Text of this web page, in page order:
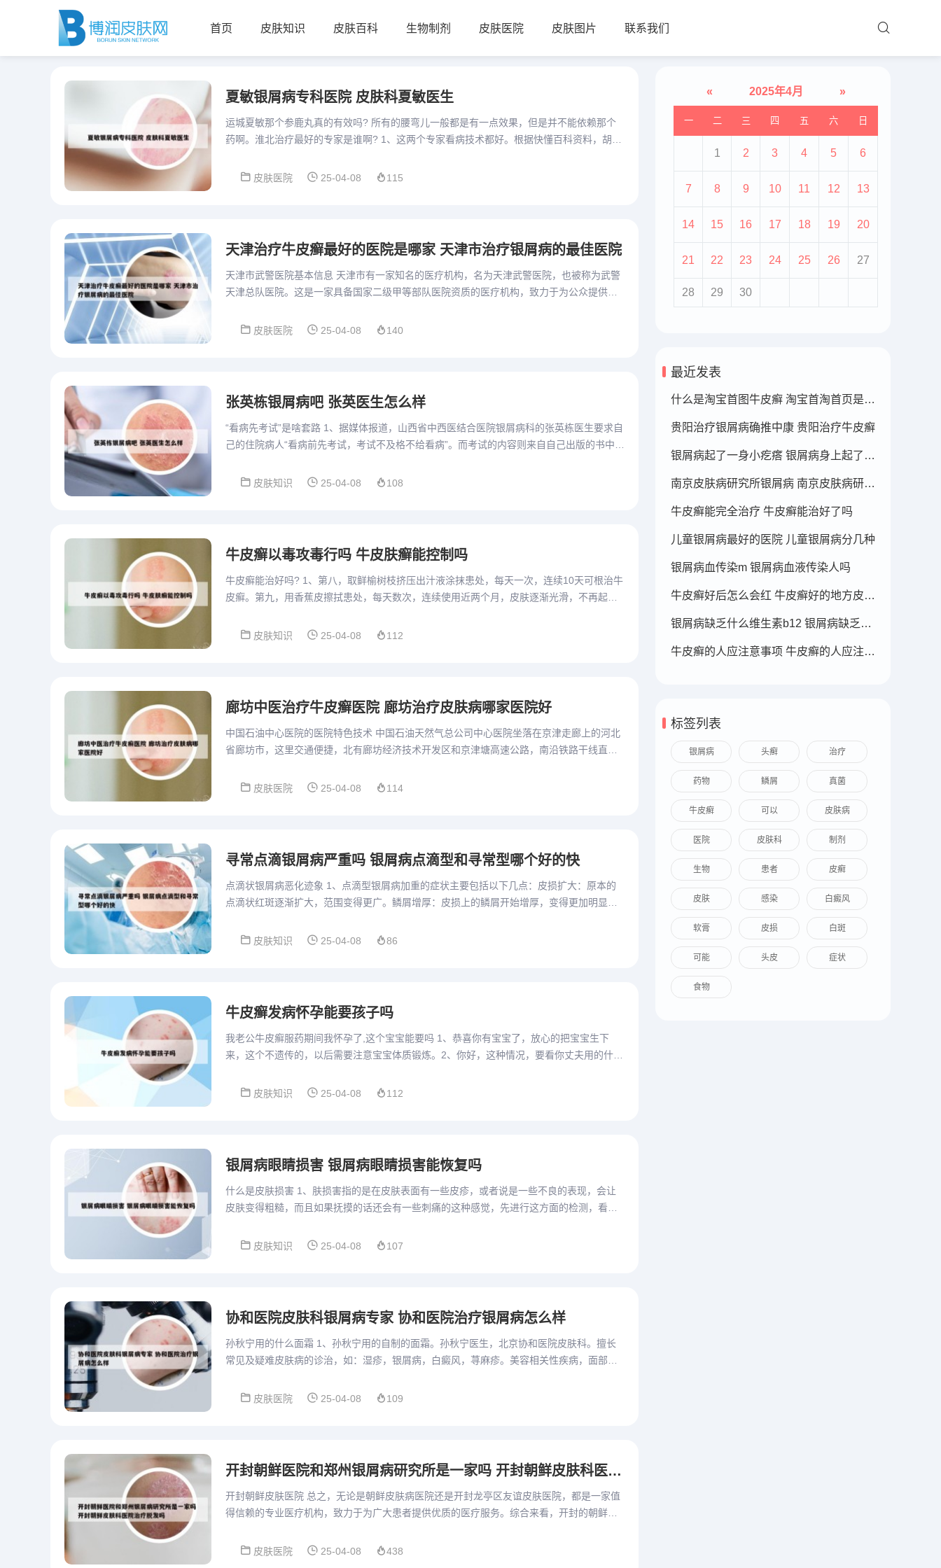
首页 皮肤知识 皮肤百科 生物制剂 皮肤医院 皮肤图片 联系我们
夏敏银屑病专科医院 皮肤科夏敏医生
运城夏敏那个参鹿丸真的有效吗? 所有的腰弯儿一般都是有一点效果，但是并不能依赖那个
药啊。淮北治疗最好的专家是谁啊? 1、这两个专家看病技术都好。根据快懂百科资料，胡子
皮肤医院
25-04-08 115
天津治疗牛皮癣最好的医院是哪家 天津市治疗银屑病的最佳医院
天津市武警医院基本信息 天津市有一家知名的医疗机构，名为天津武警医院，也被称为武警
天津总队医院。这是一家具备国家二级甲等部队医院资质的医疗机构，致力于为公众提供高
皮肤医院
25-04-08 140
张英栋银屑病吧 张英医生怎么样
“看病先考试”是啥套路 1、据媒体报道，山西省中西医结合医院银屑病科的张英栋医生要求自
己的住院病人“看病前先考试，考试不及格不给看病”。而考试的内容则来自自己出版的书中，
皮肤知识
25-04-08 108
牛皮癣以毒攻毒行吗 牛皮肤癣能控制吗
牛皮癣能治好吗? 1、第八，取鲜榆树枝挤压出汁液涂抹患处，每天一次，连续10天可根治牛
皮癣。第九，用香蕉皮擦拭患处，每天数次，连续使用近两个月，皮肤逐渐光滑，不再起皮
皮肤知识
25-04-08 112
廊坊中医治疗牛皮癣医院 廊坊治疗皮肤病哪家医院好
中国石油中心医院的医院特色技术 中国石油天然气总公司中心医院坐落在京津走廊上的河北
省廊坊市，这里交通便捷，北有廊坊经济技术开发区和京津塘高速公路，南沿铁路干线直通
皮肤医院
25-04-08 114
寻常点滴银屑病严重吗 银屑病点滴型和寻常型哪个好的快
点滴状银屑病恶化迹象 1、点滴型银屑病加重的症状主要包括以下几点：皮损扩大：原本的
点滴状红斑逐渐扩大，范围变得更广。鳞屑增厚：皮损上的鳞屑开始增厚，变得更加明显。
皮肤知识
25-04-08 86
牛皮癣发病怀孕能要孩子吗
我老公牛皮癣服药期间我怀孕了,这个宝宝能要吗 1、恭喜你有宝宝了，放心的把宝宝生下
来，这个不遗传的，以后需要注意宝宝体质锻炼。2、你好，这种情况，要看你丈夫用的什么
皮肤知识
25-04-08 112
银屑病眼睛损害 银屑病眼睛损害能恢复吗
什么是皮肤损害 1、肤损害指的是在皮肤表面有一些皮疹，或者说是一些不良的表现，会让
皮肤变得粗糙，而且如果抚摸的话还会有一些刺痛的这种感觉，先进行这方面的检测，看一
皮肤知识
25-04-08 107
协和医院皮肤科银屑病专家 协和医院治疗银屑病怎么样
孙秋宁用的什么面霜 1、孙秋宁用的自制的面霜。孙秋宁医生，北京协和医院皮肤科。擅长
常见及疑难皮肤病的诊治，如：湿疹，银屑病，白癜风，荨麻疹。美容相关性疾病，面部痤
皮肤医院
25-04-08 109
开封朝鲜医院和郑州银屑病研究所是一家吗 开封朝鲜皮肤科医院治疗脱发吗
开封朝鲜皮肤医院 总之，无论是朝鲜皮肤病医院还是开封龙亭区友谊皮肤医院，都是一家值
得信赖的专业医疗机构，致力于为广大患者提供优质的医疗服务。综合来看，开封的朝鲜皮
皮肤医院
25-04-08 438
« 2025年4月 »
一 二 三 四 五 六 日
1 2 3 4 5 6
7 8 9 10 11 12 13
14 15 16 17 18 19 20
21 22 23 24 25 26 27
28 29 30
最近发表
什么是淘宝首图牛皮癣 淘宝首淘首页是什么
贵阳治疗银屑病确推中康 贵阳治疗牛皮癣
银屑病起了一身小疙瘩 银屑病身上起了好多疙瘩
南京皮肤病研究所银屑病 南京皮肤病研究所看银屑病哪个医生厉害
牛皮癣能完全治疗 牛皮癣能治好了吗
儿童银屑病最好的医院 儿童银屑病分几种
银屑病血传染m 银屑病血液传染人吗
牛皮癣好后怎么会红 牛皮癣好的地方皮肤变红
银屑病缺乏什么维生素b12 银屑病缺乏什么维生素b12可以补充
牛皮癣的人应注意事项 牛皮癣的人应注意事项
标签列表
银屑病 头癣 治疗
药物 鳞屑 真菌
牛皮癣 可以 皮肤病
医院 皮肤科 制剂
生物 患者 皮癣
皮肤 感染 白癜风
软膏 皮损 白斑
可能 头皮 症状
食物